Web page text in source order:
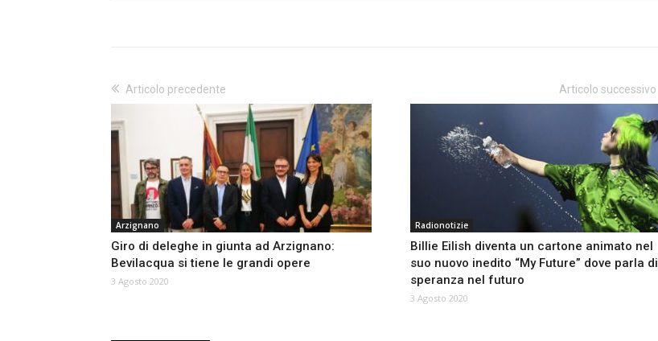
Articolo precedente
Arzignano
Giro di deleghe in giunta ad Arzignano:
Bevilacqua si tiene le grandi opere
3 Agosto 2020
Articolo successivo
Radionotizie
Billie Eilish diventa un cartone animato nel
suo nuovo inedito “My Future” dove parla di
speranza nel futuro
3 Agosto 2020